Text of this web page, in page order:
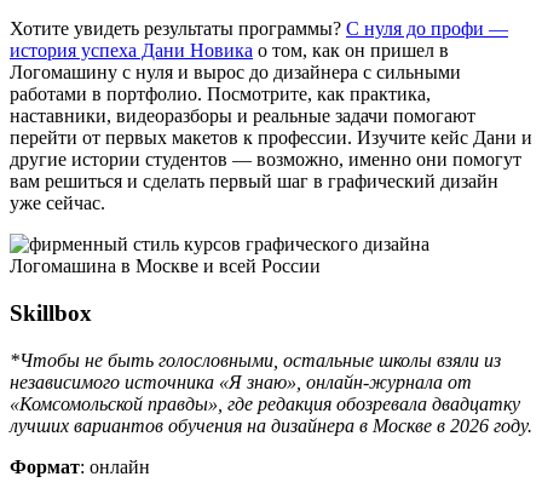
Хотите увидеть результаты программы? С нуля до профи —
история успеха Дани Новика о том, как он пришел в
Логомашину с нуля и вырос до дизайнера с сильными
работами в портфолио. Посмотрите, как практика,
наставники, видеоразборы и реальные задачи помогают
перейти от первых макетов к профессии. Изучите кейс Дани и
другие истории студентов — возможно, именно они помогут
вам решиться и сделать первый шаг в графический дизайн
уже сейчас.
Skillbox
*Чтобы не быть голословными, остальные школы взяли из
независимого источника «Я знаю», онлайн-журнала от
«Комсомольской правды», где редакция обозревала двадцатку
лучших вариантов обучения на дизайнера в Москве в 2026 году.
Формат: онлайн